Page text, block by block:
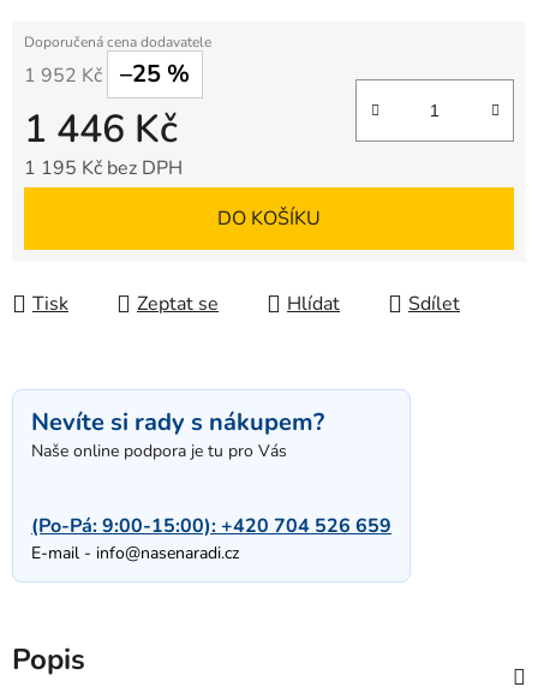
1 952 Kč –25 %
1 446 Kč
1 195 Kč bez DPH
DO KOŠÍKU
Tisk Zeptat se Hlídat Sdílet
Nevíte si rady s nákupem?
Naše online podpora je tu pro Vás
(Po-Pá: 9:00-15:00):+420 704 526 659
E-mail - info@nasenaradi.cz
Popis